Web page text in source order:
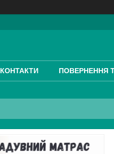
КОНТАКТИ ПОВЕРНЕННЯ